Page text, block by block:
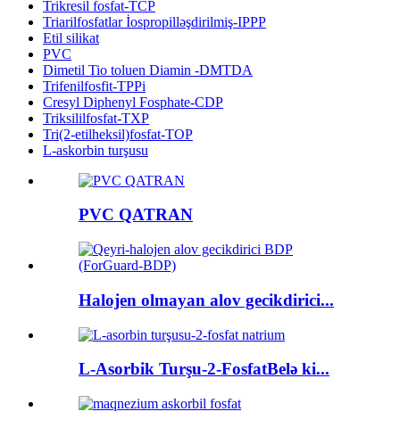
Trikresil fosfat-TCP
Triarilfosfatlar İospropilləşdirilmiş-IPPP
Etil silikat
PVC
Dimetil Tio toluen Diamin -DMTDA
Trifenilfosfit-TPPi
Cresyl Diphenyl Fosphate-CDP
Triksililfosfat-TXP
Tri(2-etilheksil)fosfat-TOP
L-askorbin turşusu
PVC QATRAN
Halojen olmayan alov gecikdirici...
L-Asorbik Turşu-2-FosfatBelə ki...